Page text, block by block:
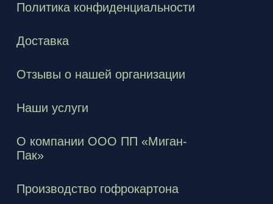
Политика конфиденциальности
Доставка
Отзывы о нашей организации
Наши услуги
О компании ООО ПП «Миган-
Пак»
Производство гофрокартона